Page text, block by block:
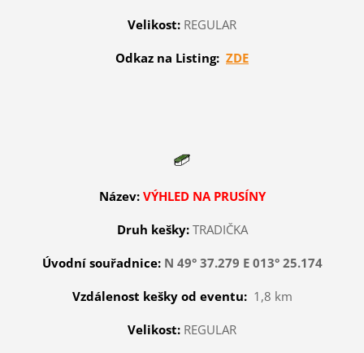
Velikost: REGULAR
Odkaz na Listing: ZDE
Název: VÝHLED NA PRUSÍNY
Druh kešky: TRADIČKA
Úvodní souřadnice:N 49° 37.279 E 013° 25.174
Vzdálenost kešky od eventu: 1,8 km
Velikost: REGULAR